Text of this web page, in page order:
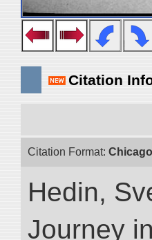
Citation
Citation Format: Chicago
Hedin,
Journey